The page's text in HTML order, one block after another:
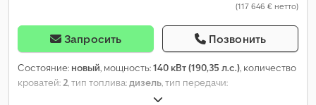
(117 646 € нетто)
Запросить Позвонить
Состояние: новый, мощность:140 кВт (190,35 л.с.), количество
кроватей:2, тип топлива:дизель, тип передачи:
серебристый